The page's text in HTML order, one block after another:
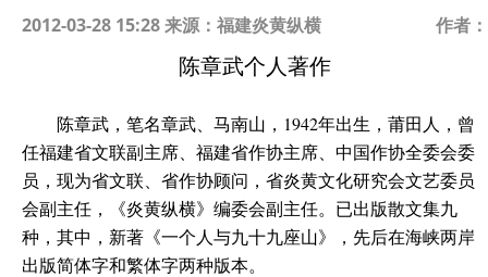
2012-03-28 15:28 来源：福建炎黄纵横
作者：
陈章武个人著作
陈章武，笔名章武、马南山，1942年出生，莆田人，曾
任福建省文联副主席、福建省作协主席、中国作协全委会委
员，现为省文联、省作协顾问，省炎黄文化研究会文艺委员
会副主任，《炎黄纵横》编委会副主任。已出版散文集九
种，其中，新著《一个人与九十九座山》，先后在海峡两岸
出版简体字和繁体字两种版本。